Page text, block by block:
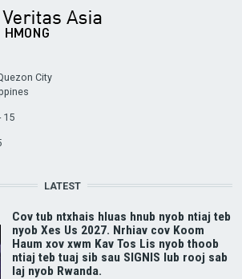
City
15
LATEST
Cov tub ntxhais hluas hnub nyob ntiaj teb
nyob Xes Us 2027. Nrhiav cov Koom
Haum xov xwm Kav Tos Lis nyob thoob
ntiaj teb tuaj sib sau SIGNIS lub rooj sab
laj nyob Rwanda.